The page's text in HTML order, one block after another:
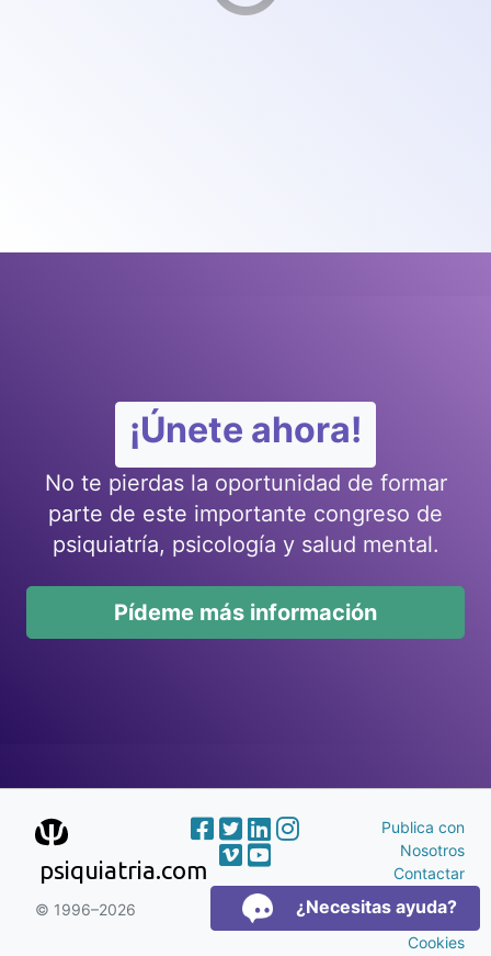
¿Necesitas ayuda?
¡Únete ahora!
No te pierdas la oportunidad de formar
parte de este importante congreso de
psiquiatría, psicología y salud mental.
Pídeme más información
psiquiatria.com
© 1996–2026
Publica con
Nosotros
Contactar
Publicidad
Aviso Legal y
Cookies